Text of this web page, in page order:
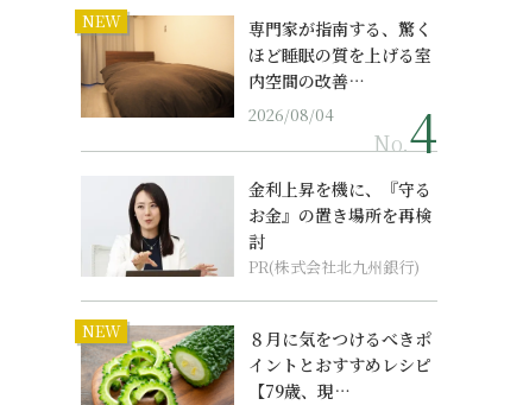
NEW
専門家が指南する、驚く
ほど睡眠の質を上げる室
内空間の改善…
2026/08/04
No.
金利上昇を機に、『守る
お金』の置き場所を再検
討
PR(株式会社北九州銀行)
NEW
８月に気をつけるべきポ
イントとおすすめレシピ
【79歳、現…